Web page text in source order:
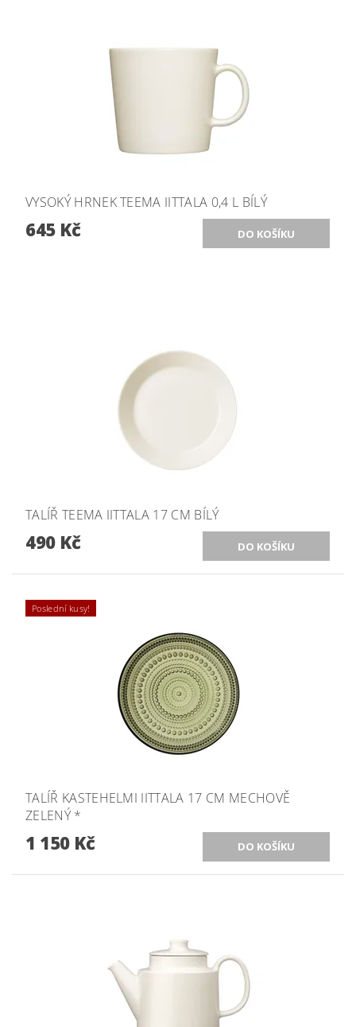
VYSOKÝ HRNEK TEEMA IITTALA 0,4 L BÍLÝ
645 Kč
TALÍŘ TEEMA IITTALA 17 CM BÍLÝ
490 Kč
Poslední kusy!
TALÍŘ KASTEHELMI IITTALA 17 CM MECHOVĚ
ZELENÝ *
1 150 Kč